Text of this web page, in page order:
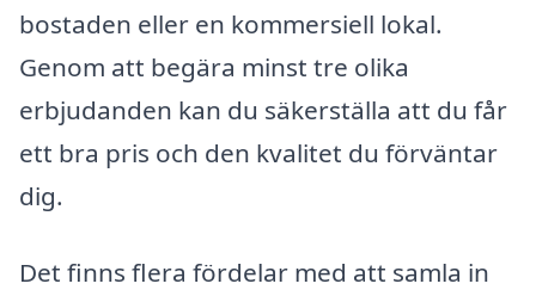
bostaden eller en kommersiell lokal.
Genom att begära minst tre olika
erbjudanden kan du säkerställa att du får
ett bra pris och den kvalitet du förväntar
dig.
Det finns flera fördelar med att samla in